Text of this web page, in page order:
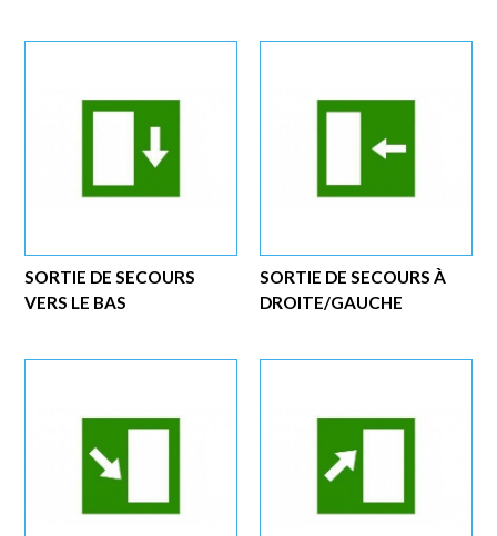
SORTIE DE SECOURS À
DROITE/GAUCHE
SORTIE DE SECOURS
VERS LE BAS